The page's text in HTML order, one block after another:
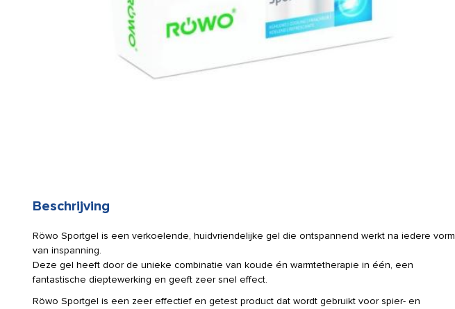
Beschrijving
Röwo Sportgel is een verkoelende, huidvriendelijke gel die ontspannend werkt na iedere vorm
van inspanning.
Deze gel heeft door de unieke combinatie van koude én warmtetherapie in één, een
fantastische dieptewerking en geeft zeer snel effect.
Röwo Sportgel is een zeer effectief en getest product dat wordt gebruikt voor spier- en